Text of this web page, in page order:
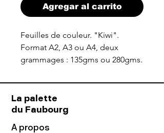
Agregar al carrito
Feuilles de couleur. "Kiwi".
Format A2, A3 ou A4, deux
grammages : 135gms ou 280gms.
La palette
du Faubourg
A propos